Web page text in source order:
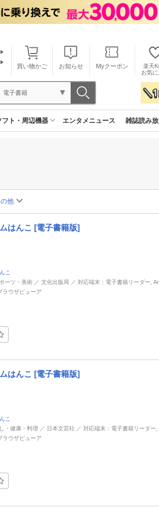
買い物かご お知らせ Myクーポン
楽天
お気に
電子書籍
フト・周辺機器 エンタメニュース 雑誌読み
他
はんこ [電子書籍版]
こ
ーツ・美術 ／ 文化出版局 ／ 対応端末：電子書籍リーダー,
ラウザビューア
はんこ [電子書籍版]
こ
・健康・料理 ／ 日本文芸社 ／ 対応端末：電子書籍リーダー,
ラウザビューア